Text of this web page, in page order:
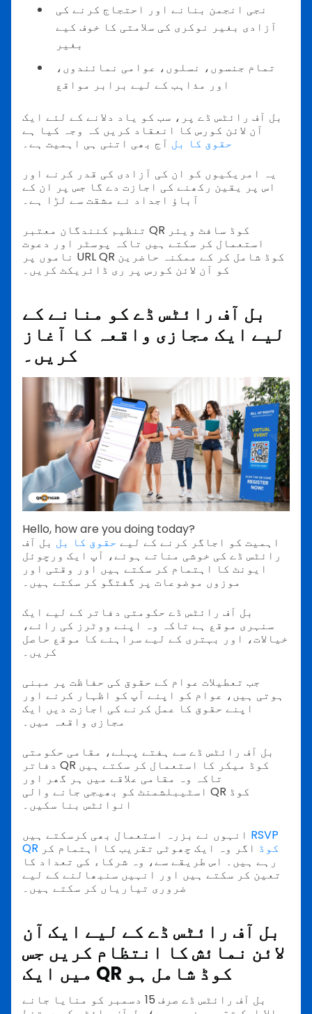
نجی انجمن بنانے اور احتجاج کرنے کی
آزادی بغیر نوکری کی سلامتی کا خوف کیے
بغیر
تمام جنسوں، نسلوں، عوامی نمائندوں،
اور مذاہب کے لیے برابر مواقع
بل آف رائٹس ڈے پر، سب کو یاد دلانے کے لئے ایک
آن لائن کورس کا انعقاد کریں کہ وجہ کیا ہے
حقوق کا بل آج بھی اتنی ہی اہمیت ہے۔
یہ امریکیوں کو ان کی آزادی کی قدر کرنے اور
اس پر یقین رکھنے کی اجازت دے گا جس پر ان کے
آباؤ اجداد نے مشقت سے لڑا ہے۔
تنظیم کنندگان معتبر QR کوڈ سافٹ ویئر
استعمال کر سکتے ہیں تاکہ پوسٹر اور دعوت
ناموں پر URL QR کوڈ شامل کر کے ممکنہ حاضرین
کو آن لائن کورس پر ری ڈائریکٹ کریں۔
بل آف رائٹس ڈے کو منانے کے
لیے ایک مجازی واقعہ کا آغاز
کریں۔
Hello, how are you doing today?
اہمیت کو اجاگر کرنے کے لیے حقوق کا بل بل آف
رائٹس ڈے کی خوشی مناتے ہوئے، آپ ایک ورچوئل
ایونٹ کا اہتمام کر سکتے ہیں اور وقتی اور
موزوں موضوعات پر گفتگو کر سکتے ہیں۔
بل آف رائٹس ڈے حکومتی دفاتر کے لیے ایک
سنہری موقع ہے تاکہ وہ اپنے ووٹرز کی رائے،
خیالات، اور بہتری کے لیے سراہنے کا موقع حاصل
کریں۔
جب تعطیلات عوام کے حقوق کی حفاظت پر مبنی
ہوتی ہیں، عوام کو اپنے آپ کو اظہار کرنے اور
اپنے حقوق کا عمل کرنے کی اجازت دیں ایک
مجازی واقعہ میں۔
بل آف رائٹس ڈے سے ہفتے پہلے، مقامی حکومتی
دفاتر QR کوڈ میکر کا استعمال کر سکتے ہیں
تاکہ وہ مقامی علاقے میں ہر گھر اور
اسٹیبلشمنٹ کو بھیجی جانے والی QR کوڈ
انوائٹس بنا سکیں۔
RSVP
QR کوڈ اگر وہ ایک چھوٹی تقریب کا اہتمام کر
رہے ہیں۔ اس طریقے سے، وہ شرکاء کی تعداد کا
تعین کر سکتے ہیں اور انہیں سنبھالنے کے لیے
ضروری تیاریاں کر سکتے ہیں۔
بل آف رائٹس ڈے کے لیے ایک آن
لائن نمائش کا انتظام کریں جس
میں ایک QR کوڈ شامل ہو
بل آف رائٹس ڈے صرف 15 دسمبر کو منایا جانے